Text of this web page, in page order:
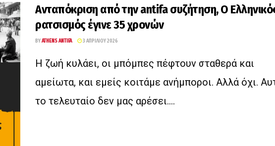
Ανταπόκριση από την antifa συζήτηση, Ο
ρατσισμός έγινε 35 χρονών
BYATHENS ANTIFA 3 ΑΠΡΙΛΊΟΥ 2026
Η ζωή κυλάει, οι μπόμπες πέφτουν σταθερά και
αμείωτα, και εμείς κοιτάμε ανήμποροι. Αλλά όχι.
το τελευταίο δεν μας αρέσει....